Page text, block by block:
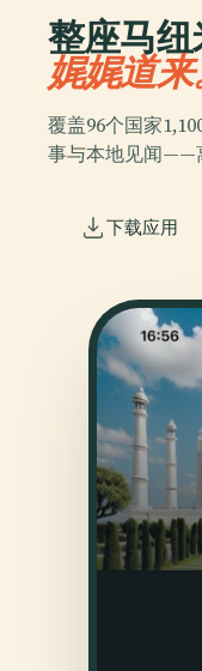
整座马纽
娓娓道来
覆盖96个国家
事与本地见闻——
下载应用